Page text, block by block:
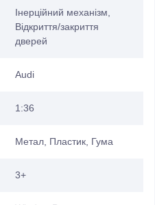
Інерційний механізм,
Відкриття/закриття
дверей
Audi
1:36
Метал, Пластик, Гума
3+